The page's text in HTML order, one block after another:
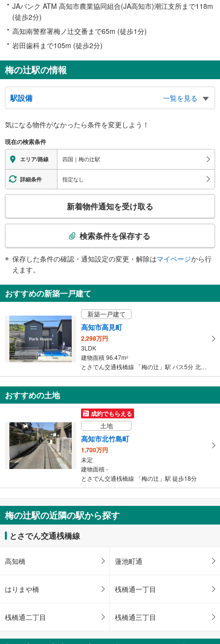
JAバンク ATM 高知市農業協同組合(JA高知市)潮江支所まで118m
(徒歩2分)
高知南警察署梅ノ辻交番まで65m (徒歩1分)
岩田歯科まで105m (徒歩2分)
梅の辻駅の情報
駅設備
一覧を見る
※段差なしでの移動経路
地上⇔ホーム：×
気になる物件がなかったら条件を変更しよう！
現在の検索条件
エリア/路線 四国｜梅の辻駅
詳細条件 指定なし
検
知
を
け
取
る
・
条
マ
イ
ー
ジ
に
保
存
る
新着物件通知を受け取る
検索条件を保存する
保存した条件の確認・通知設定の変更・解除はマイページから行
えます。
おすすめの新築一戸建て
新築一戸建て
高知市高見町
2,298万円
3LDK
建物面積 96.47m2
とさでん交通桟橋線 「梅の辻」駅 バス5分 北六泉寺 バス停下車 徒歩3分
おすすめの土地
成約でもらえる
土地
高知市北竹島町
1,700万円
未定
建物面積 -
とさでん交通桟橋線 「梅の辻」駅 徒歩18分
梅の辻駅の近隣の駅から探す
とさでん交通桟橋線
高知橋 蓮池町通
はりまや橋 桟橋通一丁目
桟橋通二丁目 桟橋通三丁目